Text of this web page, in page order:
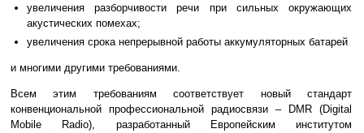
увеличения разборчивости речи при сильных окружающих
акустических помехах;
увеличения срока непрерывной работы аккумуляторных батарей
и многими другими требованиями.
Всем этим требованиям соответствует новый стандарт
конвенциональной профессиональной радиосвязи – DMR (Digital
Mobile Radio), разработанный Европейским институтом